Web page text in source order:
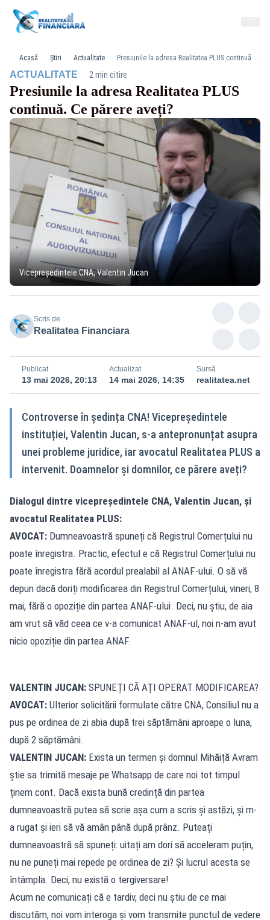
Acasă Știri Actualitate Presiunile la adresa Realitatea PLUS continuă. Ce părere aveți?
ACTUALITATE· 2 min citire
Presiunile la adresa Realitatea PLUS
continuă. Ce părere aveți?
Vicepreședintele CNA, Valentin Jucan
Scris de
Realitatea Financiara
Publicat
13 mai 2026, 20:13
Actualizat
14 mai 2026, 14:35
Sursă
realitatea.net
Controverse în ședința CNA! Vicepreședintele
instituției, Valentin Jucan, s-a antepronunțat asupra
unei probleme juridice, iar avocatul Realitatea PLUS a
intervenit. Doamnelor și domnilor, ce părere aveți?
Dialogul dintre vicepreședintele CNA, Valentin Jucan, și
avocatul Realitatea PLUS:
AVOCAT: Dumneavoastră spuneți că Registrul Comerțului nu
poate înregistra. Practic, efectul e că Registrul Comerțului nu
poate înregistra fără acordul prealabil al ANAF-ului. O să vă
depun dacă doriți modificarea din Registrul Comerțului, vineri, 8
mai, fără o opoziție din partea ANAF-ului. Deci, nu știu, de aia
am vrut să văd ceea ce v-a comunicat ANAF-ul, noi n-am avut
nicio opoziție din partea ANAF.
VALENTIN JUCAN: SPUNEȚI CĂ AȚI OPERAT MODIFICAREA?
AVOCAT: Ulterior solicitării formulate către CNA, Consiliul nu a
pus pe ordinea de zi abia după trei săptămâni aproape o luna,
după 2 săptămâni.
VALENTIN JUCAN: Exista un termen și domnul Mihăiță Avram
știe sa trimită mesaje pe Whatsapp de care noi tot timpul
ținem cont. Dacă exista bună credință din partea
dumneavoastră putea să scrie așa cum a scris și astăzi, și m-
a rugat și ieri să vă amân până după prânz. Puteați
dumneavoastră să spuneți: uitați am dori să acceleram puțin,
nu ne puneți mai repede pe ordinea de zi? Și lucrul acesta se
întâmpla. Deci, nu există o tergiversare!
Acum ne comunicați că e tardiv, deci nu știu de ce mai
discutăm, noi vom interoga și vom transmite punctul de vedere